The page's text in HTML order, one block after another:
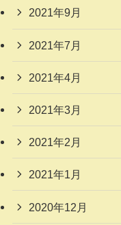
2021年9月
2021年7月
2021年4月
2021年3月
2021年2月
2021年1月
2020年12月